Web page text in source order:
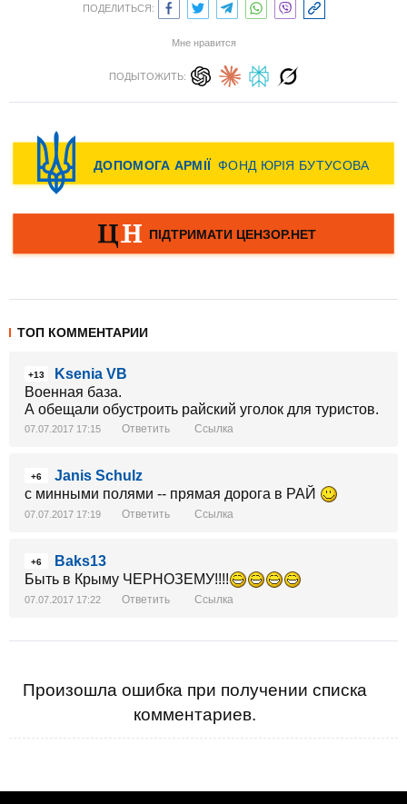
ПОДЕЛИТЬСЯ:
Мне нравится
ПОДЫТОЖИТЬ:
ТОП КОММЕНТАРИИ
+13
Ksenia VB
Военная база.
А обещали обустроить райский уголок для туристов.
07.07.2017 17:15 Ответить Ссылка
+6
Janis Schulz
с минными полями -- прямая дорога в РАЙ
07.07.2017 17:19 Ответить Ссылка
+6
Baks13
Быть в Крыму ЧЕРНОЗЕМУ!!!!
07.07.2017 17:22 Ответить Ссылка
Произошла ошибка при получении списка
комментариев.